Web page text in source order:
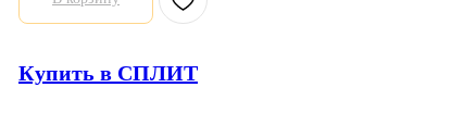
Купить в СПЛИТ